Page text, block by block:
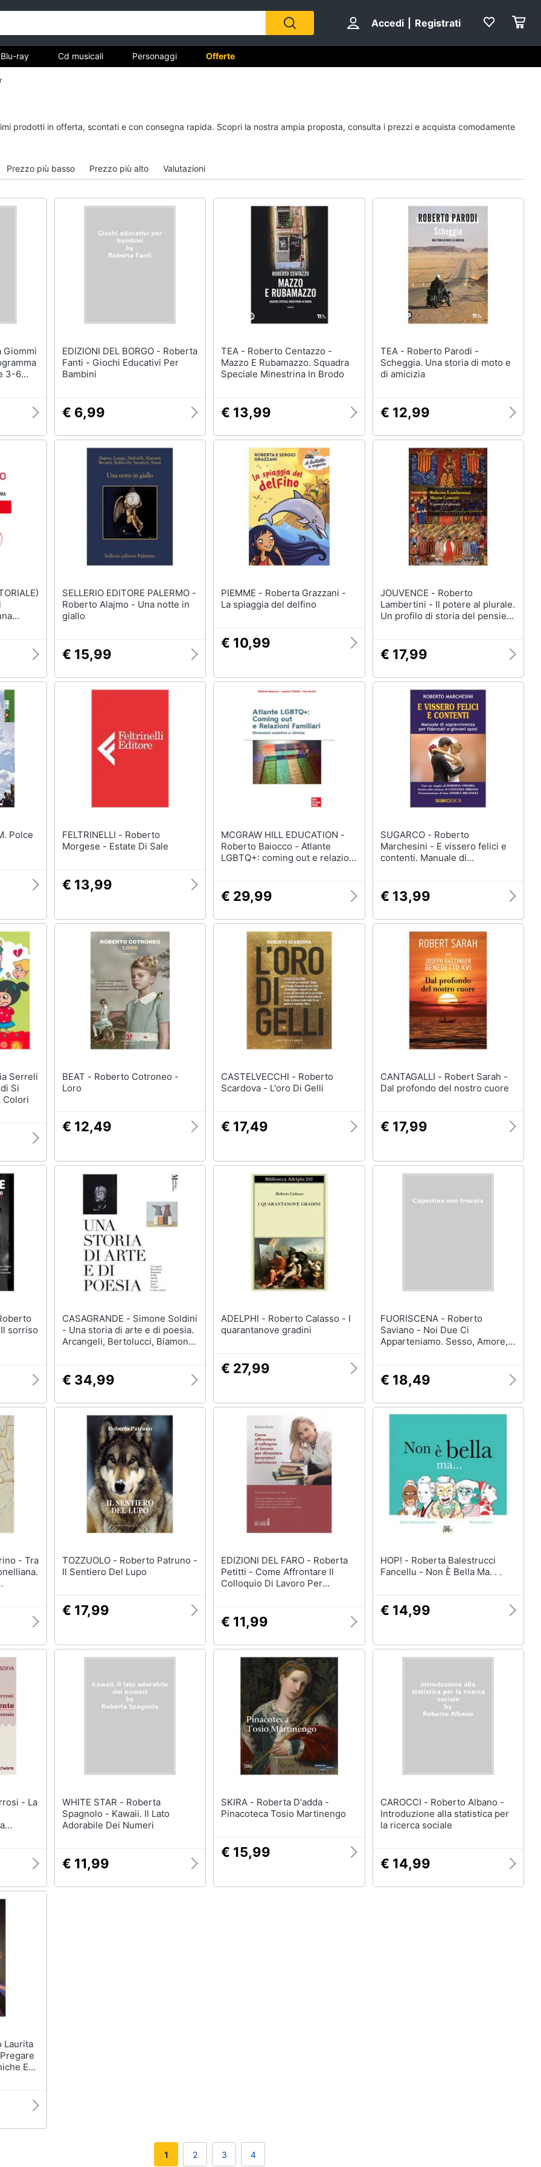
Accedi Registrati
Walt disney film
Musica Leggera
ray Cd musicali Personaggi Offerte
prodotti in offerta, scontati e con consegna rapida. Scopri la nostra ampia proposta, consulta i prezzi e acquista comodamente
Prezzo più basso Prezzo più alto Valutazioni
3-6
EDIZIONI DEL BORGO - Roberta
Fanti - Giochi Educativi Per
Bambini
€ 6,99
TEA - Roberto Centazzo -
Mazzo E Rubamazzo. Squadra
Speciale Minestrina In Brodo
€ 13,99
TEA - Roberto Parodi -
Scheggia. Una storia di moto e
di amicizia
€ 12,99
SELLERIO EDITORE PALERMO -
Roberto Alajmo - Una notte in
giallo
€ 15,99
PIEMME - Roberta Grazzani -
La spiaggia del delfino
€ 10,99
JOUVENCE - Roberto
Lambertini - Il potere al plurale.
Un profilo di storia del pensiero
€ 17,99
FELTRINELLI - Roberto
Morgese - Estate Di Sale
€ 13,99
MCGRAW HILL EDUCATION -
Roberto Baiocco - Atlante
LGBTQ+: coming out e relazioni
€ 29,99
SUGARCO - Roberto
Marchesini - E vissero felici e
contenti. Manuale di
€ 13,99
Si
Colori
BEAT - Roberto Cotroneo -
Loro
€ 12,49
CASTELVECCHI - Roberto
Scardova - L'oro Di Gelli
€ 17,49
CANTAGALLI - Robert Sarah -
Dal profondo del nostro cuore
€ 17,99
sorriso
CASAGRANDE - Simone Soldini
- Una storia di arte e di poesia.
Arcangeli, Bertolucci, Biamonti,
della mostra (Mendrisio, 29
marzo-6 luglio 2025)
€ 34,99
ADELPHI - Roberto Calasso - I
quarantanove gradini
€ 27,99
FUORISCENA - Roberto
Saviano - Noi Due Ci
Apparteniamo. Sesso, Amore,
€ 18,49
TOZZUOLO - Roberto Patruno -
Il Sentiero Del Lupo
€ 17,99
EDIZIONI DEL FARO - Roberta
Petitti - Come Affrontare Il
Colloquio Di Lavoro Per
Delle Soft Skills
€ 11,99
HOP! - Roberta Balestrucci
Fancellu - Non È Bella Ma. . .
€ 14,99
WHITE STAR - Roberta
Spagnolo - Kawaii. Il Lato
Adorabile Dei Numeri
€ 11,99
SKIRA - Roberta D'adda -
Pinacoteca Tosio Martinengo
€ 15,99
CAROCCI - Roberto Albano -
Introduzione alla statistica per
la ricerca sociale
€ 14,99
E
1 2 3 4